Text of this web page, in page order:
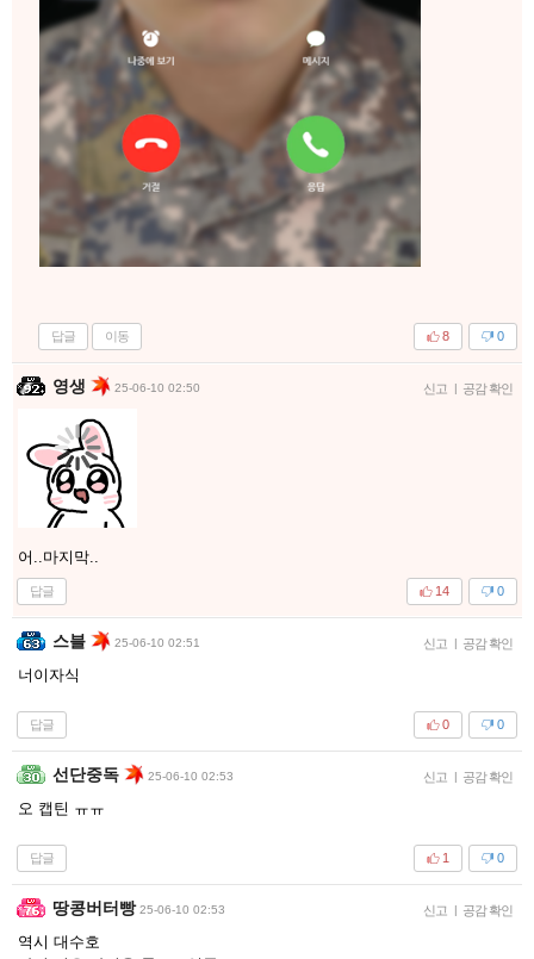
답글 이동 0
8
영생 25-06-10 02:50 신고 | 공감 확인
어..마지막..
답글 0
14
스블 25-06-10 02:51 신고 | 공감 확인
너이자식
답글 0
0
선단중독 25-06-10 02:53 신고 | 공감 확인
오 캡틴 ㅠㅠ
답글 0
1
땅콩버터빵 25-06-10 02:53 신고 | 공감 확인
역시 대수호